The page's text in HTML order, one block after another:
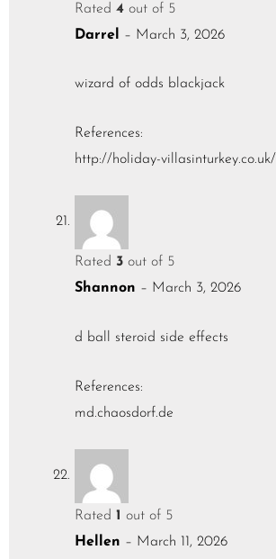
Rated 4 out of 5
Darrel – March 3, 2026
wizard of odds blackjack
References:
http://holiday-villasinturkey.co.uk/
Rated 3 out of 5
Shannon – March 3, 2026
d ball steroid side effects
References:
md.chaosdorf.de
Rated 1 out of 5
Hellen – March 11, 2026